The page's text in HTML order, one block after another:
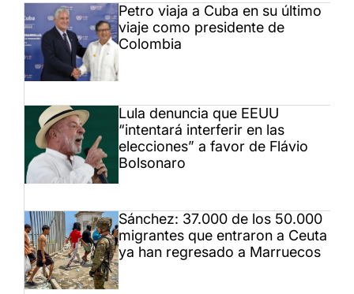
Petro viaja a Cuba en su último
viaje como presidente de
Colombia
Lula denuncia que EEUU
“intentará interferir en las
elecciones” a favor de Flávio
Bolsonaro
Sánchez: 37.000 de los 50.000
migrantes que entraron a Ceuta
ya han regresado a Marruecos